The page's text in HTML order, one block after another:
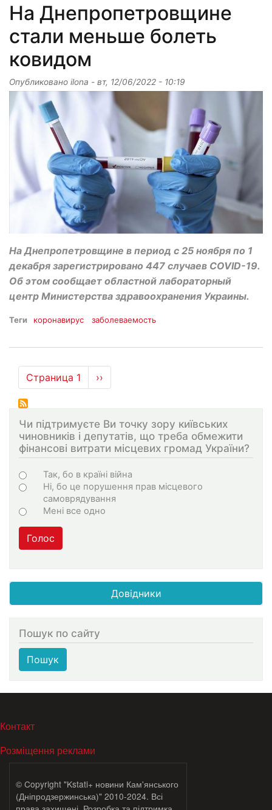
На Днепропетровщине
стали меньше болеть
ковидом
Опубликовано ilona - вт, 12/06/2022 - 10:19
На Днепропетровщине в период с 25 ноября по 1
декабря зарегистрировано 447 случаев COVID-19.
Об этом сообщает областной лабораторный
центр Министерства здравоохранения Украины.
Теги коронавирус заболеваемость
Нумерация
страниц
Страница 1
Следующая
страница
››
Чи підтримуєте Ви точку зору київських
чиновників і депутатів, що треба обмежити
фінансові витрати місцевих громад України?
Choices
Так, бо в країні війна
Ні, бо це порушення прав місцевого
самоврядування
Мені все одно
Голос
Довідники
Пошук по сайту
Пошук
МЕНЮ В ПОДВАЛЕ
Контакт
Розміщення реклами
© Copyright "Kstati+ новини Кам'янського
(Дніпродзержинська)" 2010-2024. Всі